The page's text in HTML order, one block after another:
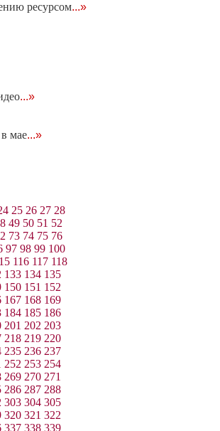
ресурсом...»
...»
мае...»
25 26 27 28
49 50 51 52
73 74 75 76
97 98 99 100
116 117 118
133 134 135
150 151 152
167 168 169
184 185 186
201 202 203
218 219 220
235 236 237
252 253 254
269 270 271
286 287 288
303 304 305
320 321 322
337 338 339